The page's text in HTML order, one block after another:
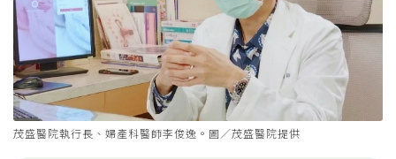
茂盛醫院執行長、婦產科醫師李俊逸。圖／茂盛醫院提供